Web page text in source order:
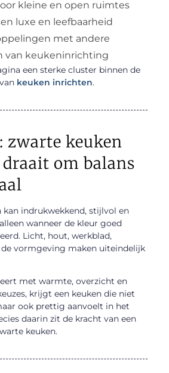
kleine en open ruimtes
luxe en leefbaarheid
met andere
van keukeninrichting
een sterke cluster binnen de
keuken inrichten.
zwarte keuken
om balans
kan indrukwekkend, stijlvol en
wanneer de kleur goed
Licht, hout, werkblad,
vormgeving maken uiteindelijk
met warmte, overzicht en
krijgt een keuken die niet
ook prettig aanvoelt in het
daarin zit de kracht van een
keuken.